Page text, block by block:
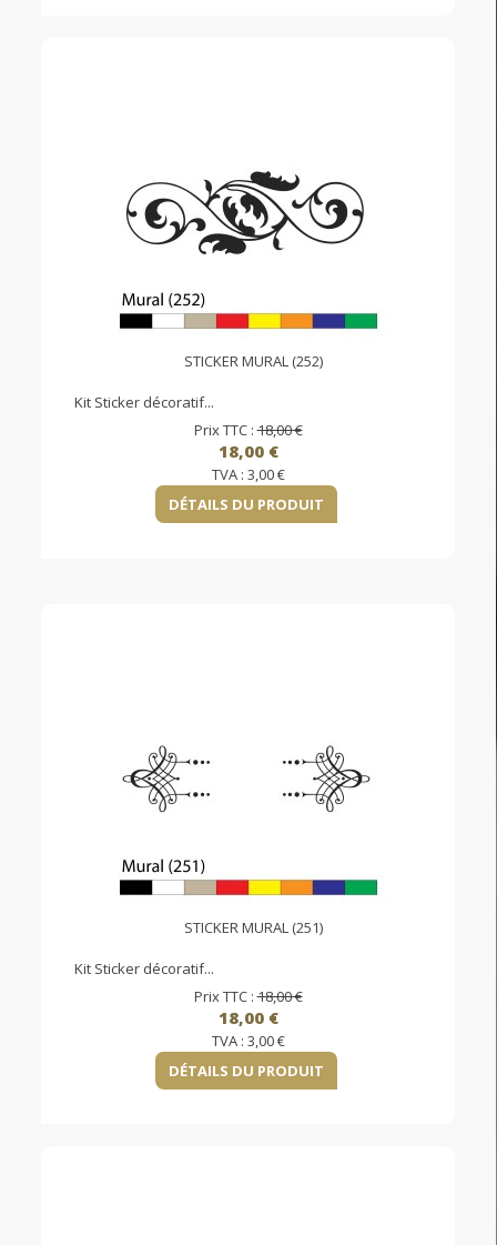
STICKER MURAL (252)
Kit Sticker décoratif...
Prix TTC :18,00 €
18,00 €
TVA : 3,00 €
DÉTAILS DU PRODUIT
STICKER MURAL (251)
Kit Sticker décoratif...
Prix TTC :18,00 €
18,00 €
TVA : 3,00 €
DÉTAILS DU PRODUIT